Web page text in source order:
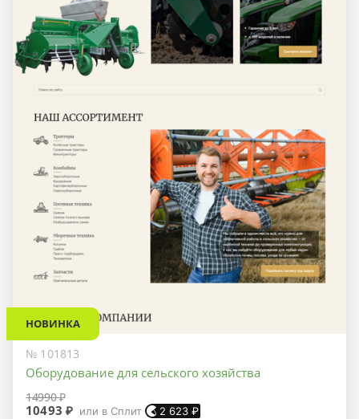
НОВИНКА
№ 101813
Оборудование для сельского хозяйства
14990 ₽
10493 ₽ или в Сплит 2 623 ₽